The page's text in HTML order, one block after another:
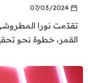
07/03/2024
تقدّمت نورا
القمر، خطوة نحو